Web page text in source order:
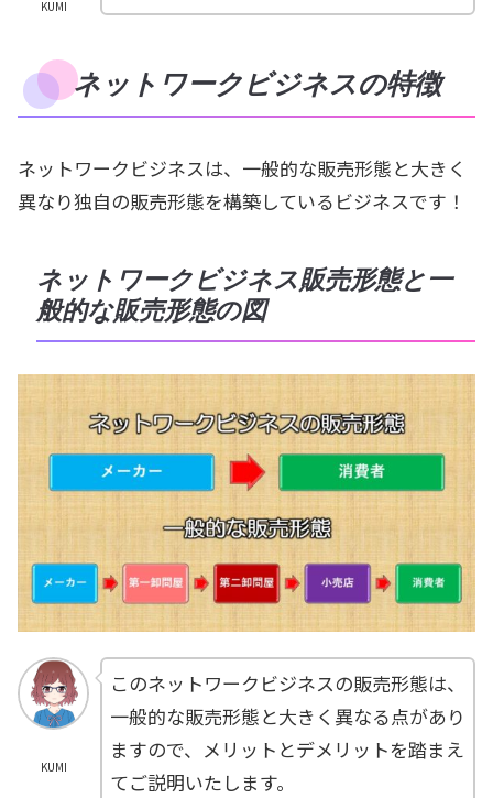
KUMI
ネットワークビジネスの特徴
ネットワークビジネスは、一般的な販売形態と大きく
異なり独自の販売形態を構築しているビジネスです！
ネットワークビジネス販売形態と一
般的な販売形態の図
KUMI
このネットワークビジネスの販売形態は、
一般的な販売形態と大きく異なる点があり
ますので、メリットとデメリットを踏まえ
てご説明いたします。